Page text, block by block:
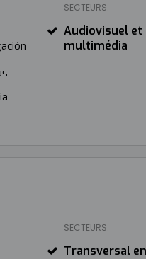
SECTEURS:
Audiovisuel et
multimédia
SECTEURS:
Transversal en